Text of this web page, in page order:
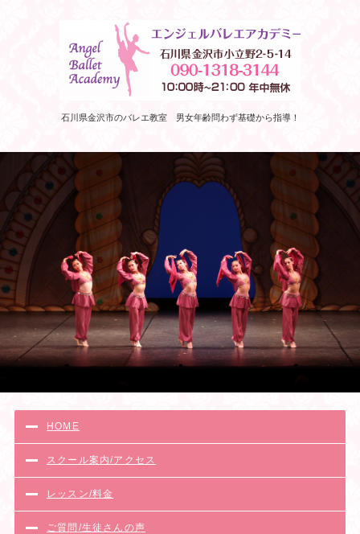
石川県金沢市のバレエ教室 男女年齢問わず基礎から指導！
HOME
スクール案内/アクセス
レッスン/料金
ご質問/生徒さんの声